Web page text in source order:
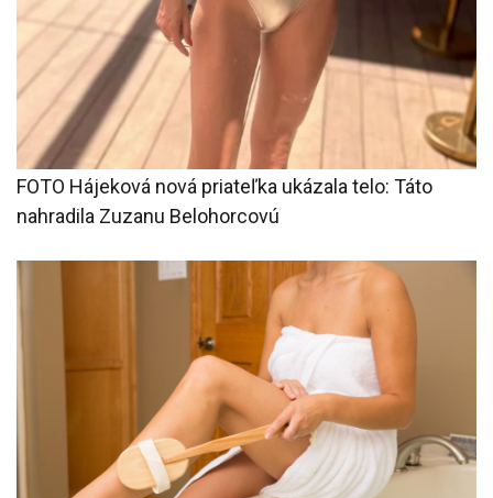
FOTO Hájeková nová priateľka ukázala telo: Táto
nahradila Zuzanu Belohorcovú